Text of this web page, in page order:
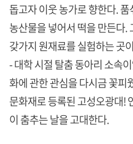
돕고자 이웃 농가로 향한다.
농산물을 넣어서 떡을 만든다
갖가지 원재료를 실험하는 곳
- 대학 시절 탈춤 동아리 소속
화에 관한 관심을 다시금 꽃피
문화재로 등록된 고성오광대!
이 춤추는 날을 고대한다.